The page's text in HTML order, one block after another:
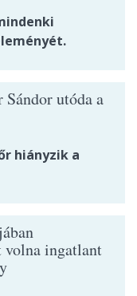
utóda a
hiányzik a
ingatlant